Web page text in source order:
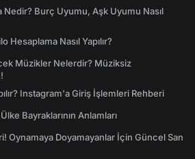
Burç Uyumu, Aşk Uyumu Nasıl
Hesaplama Nasıl Yapılır?
Müzikler Nelerdir? Müziksiz
Instagram'a Giriş İşlemleri Rehberi
Bayraklarının Anlamları
Oynamaya Doyamayanlar İçin Güncel San